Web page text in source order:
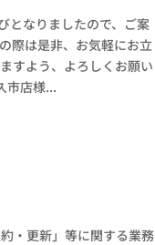
となりましたので、ご案
際は是非、お気軽にお立
すよう、よろしくお願い
市店様...
・更新」等に関する業務